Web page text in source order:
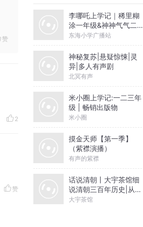
赞
2
赞
李哪吒上学记｜稀里糊
涂一年级&神神气气二年
级
东海小学广播站
神秘复苏|悬疑惊悚|灵
异|多人有声剧
北冥有声
米小圈上学记:一二三年
级 | 畅销出版物
米小圈
摸金天师【第一季】
（紫襟演播）
有声的紫襟
话说清朝丨大宇茶馆细
说清朝三百年历史|从努
尔哈赤到末代皇帝溥仪|
大宇茶馆